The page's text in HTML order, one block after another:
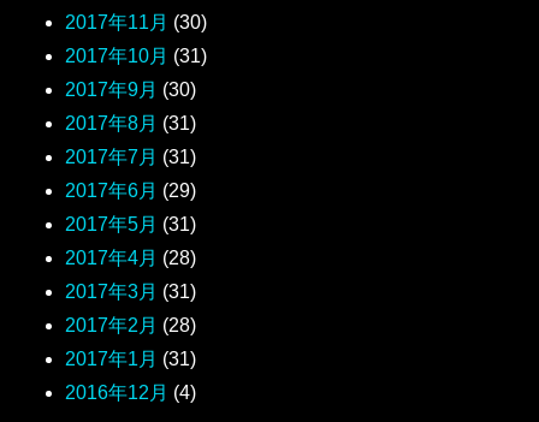
2017年11月 (30)
2017年10月 (31)
2017年9月 (30)
2017年8月 (31)
2017年7月 (31)
2017年6月 (29)
2017年5月 (31)
2017年4月 (28)
2017年3月 (31)
2017年2月 (28)
2017年1月 (31)
2016年12月 (4)